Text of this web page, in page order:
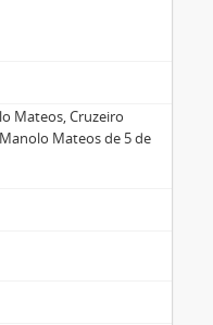
Mateos, Cruzeiro
Mateos de 5 de